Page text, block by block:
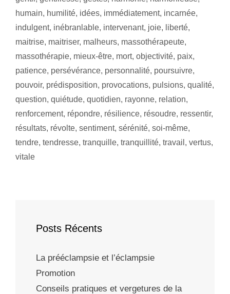
humain, humilité, idées, immédiatement, incarnée,
indulgent, inébranlable, intervenant, joie, liberté,
maitrise, maitriser, malheurs, massothérapeute,
massothérapie, mieux-être, mort, objectivité, paix,
patience, persévérance, personnalité, poursuivre,
pouvoir, prédisposition, provocations, pulsions, qualité,
question, quiétude, quotidien, rayonne, relation,
renforcement, répondre, résilience, résoudre, ressentir,
résultats, révolte, sentiment, sérénité, soi-même,
tendre, tendresse, tranquille, tranquillité, travail , vertus,
vitale
Posts Récents
La prééclampsie et l’éclampsie
Promotion
Conseils pratiques et vergetures de la